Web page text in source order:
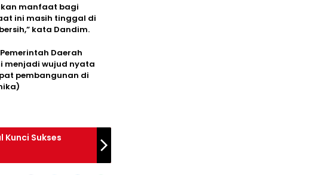
manfaat bagi
ini masih tinggal di
kata Dandim.
Daerah
menjadi wujud nyata
pembangunan di
Kunci Sukses